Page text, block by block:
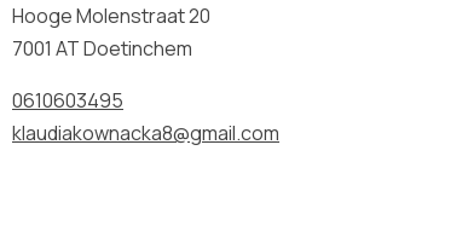
Hooge Molenstraat 20
7001 AT Doetinchem
0610603495
klaudiakownacka8@gmail.com